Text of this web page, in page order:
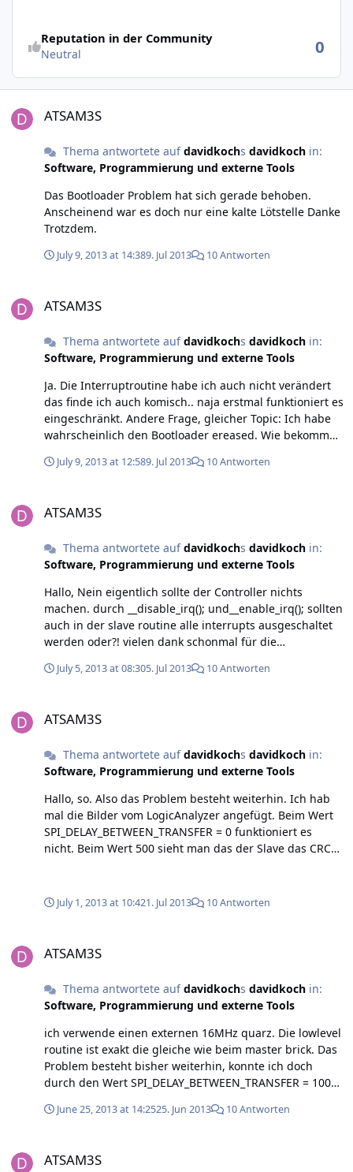
Reputation in der Community
Neutral 0
ATSAM3S
Thema antwortete aufdavidkochs davidkochin:
Software, Programmierung und externe Tools
Das Bootloader Problem hat sich gerade behoben.
Anscheinend war es doch nur eine kalte Lötstelle Danke
Trotzdem.
July 9, 2013 at 14:389. Jul 2013 10 Antworten
ATSAM3S
Thema antwortete aufdavidkochs davidkochin:
Software, Programmierung und externe Tools
Ja. Die Interruptroutine habe ich auch nicht verändert
das finde ich auch komisch.. naja erstmal funktioniert es
eingeschränkt. Andere Frage, gleicher Topic: Ich habe
wahrscheinlich den Bootloader ereased. Wie bekomme
den SAM3S allerdings per USB wird er nicht erkannt.
July 9, 2013 at 12:589. Jul 2013 10 Antworten
ATSAM3S
Thema antwortete aufdavidkochs davidkochin:
Software, Programmierung und externe Tools
Hallo, Nein eigentlich sollte der Controller nichts
machen. durch __disable_irq(); und__enable_irq(); sollten
auch in der slave routine alle interrupts ausgeschaltet
werden oder?! vielen dank schonmal für die
July 5, 2013 at 08:305. Jul 2013 10 Antworten
ATSAM3S
Thema antwortete aufdavidkochs davidkochin:
Software, Programmierung und externe Tools
Hallo, so. Also das Problem besteht weiterhin. Ich hab
mal die Bilder vom LogicAnalyzer angefügt. Beim Wert
SPI_DELAY_BETWEEN_TRANSFER = 0 funktioniert es
nicht. Beim Wert 500 sieht man das der Slave das CRC
mittlerweile Überprüft. - Problem beim Nutzen eines
Funktion implementiert die mir die anzahl der
meinem (mit einstellung 1000 s.o.) sowie auch bei den
anderen Bricks zu beginn 11 Fehl übertragungen
passieren.?! Gruß David
July 1, 2013 at 10:421. Jul 2013 10 Antworten
ATSAM3S
Thema antwortete aufdavidkochs davidkochin:
Software, Programmierung und externe Tools
ich verwende einen externen 16MHz quarz. Die lowlevel
routine ist exakt die gleiche wie beim master brick. Das
Problem besteht bisher weiterhin, konnte ich doch
durch den Wert SPI_DELAY_BETWEEN_TRANSFER = 1000
nicht optimal. So braucht natürlich die Kommunikation
June 25, 2013 at 14:2525. Jun 2013 10 Antworten
ATSAM3S